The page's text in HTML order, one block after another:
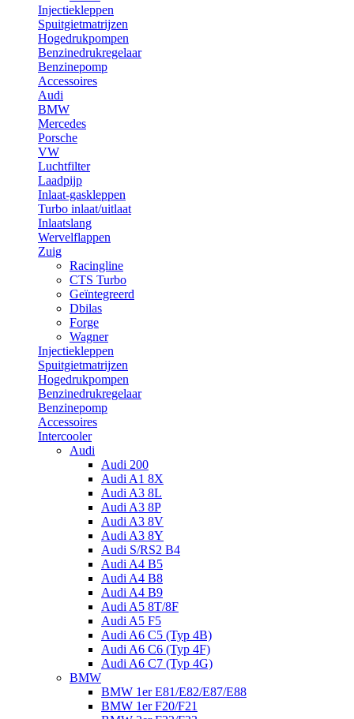
Injectiekleppen
Spuitgietmatrijzen
Hogedrukpompen
Benzinedrukregelaar
Benzinepomp
Accessoires
Audi
BMW
Mercedes
Porsche
VW
Luchtfilter
Laadpijp
Inlaat-gaskleppen
Turbo inlaat/uitlaat
Inlaatslang
Wervelflappen
Zuig
Racingline
CTS Turbo
Geïntegreerd
Dbilas
Forge
Wagner
Injectiekleppen
Spuitgietmatrijzen
Hogedrukpompen
Benzinedrukregelaar
Benzinepomp
Accessoires
Intercooler
Audi
Audi 200
Audi A1 8X
Audi A3 8L
Audi A3 8P
Audi A3 8V
Audi A3 8Y
Audi S/RS2 B4
Audi A4 B5
Audi A4 B8
Audi A4 B9
Audi A5 8T/8F
Audi A5 F5
Audi A6 C5 (Typ 4B)
Audi A6 C6 (Typ 4F)
Audi A6 C7 (Typ 4G)
BMW
BMW 1er E81/E82/E87/E88
BMW 1er F20/F21